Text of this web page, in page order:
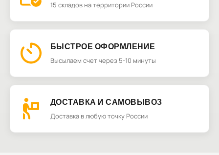
15 складов на территории России
БЫСТРОЕ ОФОРМЛЕНИЕ
Высылаем счет через 5-10 минуты
ДОСТАВКА И САМОВЫВОЗ
Доставка в любую точку России